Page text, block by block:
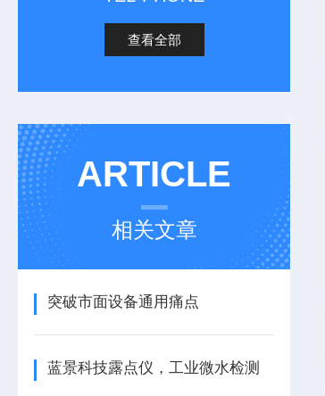
查看全部
ARTICLE
相关文章
突破市面设备通用痛点
蓝景科技露点仪，工业微水检测